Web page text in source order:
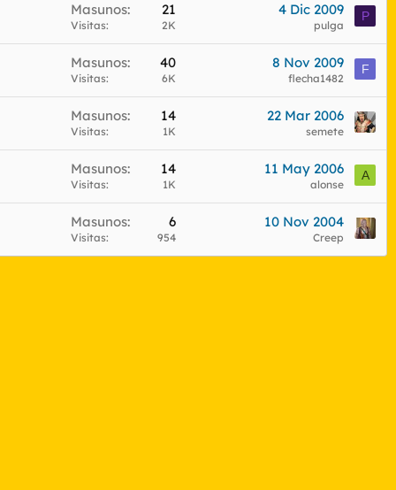
Masunos 21
Visitas 2K
4 Dic 2009
pulga
P
Masunos 40
Visitas 6K
8 Nov 2009
flecha1482
F
Masunos 14
Visitas 1K
22 Mar 2006
semete
Masunos 14
Visitas 1K
11 May 2006
alonse
A
Masunos 6
Visitas 954
10 Nov 2004
Creep